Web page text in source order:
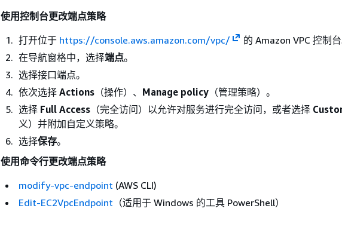
使用控制台更改端点策略
打开位于 https://console.aws.amazon.com/vpc/
的 Amazon VPC 控制台
在导航窗格中，选择端点。
选择接口端点。
依次选择 Actions （操作）、 Manage policy （管理策略）。
选择 Full Access （完全访问）以允许对服务进行完全访问，或者选择
义）并附加自定义策略。
选择保存。
使用命令行更改端点策略
modify-vpc-endpoint (AWS CLI)
Edit-EC2VpcEndpoint （适用于 Windows 的工具 PowerShell）